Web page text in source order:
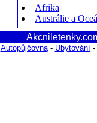
Afrika
Austrálie a
Autopůjčovna- Ubytování-